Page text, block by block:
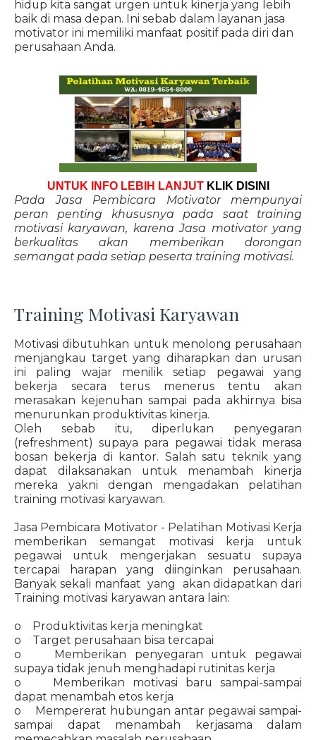
hidup kita sangat urgen untuk kinerja yang lebih
baik di masa depan. Ini sebab dalam layanan jasa
motivator ini memiliki manfaat positif pada diri dan
perusahaan Anda.
UNTUK INFO LEBIH LANJUT KLIK DISINI
Pada Jasa Pembicara Motivator mempunyai
peran penting khususnya pada saat training
motivasi karyawan, karena Jasa motivator yang
berkualitas akan memberikan dorongan
semangat pada setiap peserta training motivasi.
Training Motivasi Karyawan
Motivasi dibutuhkan untuk menolong perusahaan
menjangkau target yang diharapkan dan urusan
ini paling wajar menilik setiap pegawai yang
bekerja secara terus menerus tentu akan
merasakan kejenuhan sampai pada akhirnya bisa
menurunkan produktivitas kinerja.
Oleh sebab itu, diperlukan penyegaran
(refreshment) supaya para pegawai tidak merasa
bosan bekerja di kantor. Salah satu teknik yang
dapat dilaksanakan untuk menambah kinerja
mereka yakni dengan mengadakan pelatihan
training motivasi karyawan.
Jasa Pembicara Motivator - Pelatihan Motivasi Kerja
memberikan semangat motivasi kerja untuk
pegawai untuk mengerjakan sesuatu supaya
tercapai harapan yang diinginkan perusahaan.
Banyak sekali manfaat yang akan didapatkan dari
Training motivasi karyawan antara lain:
o Produktivitas kerja meningkat
o Target perusahaan bisa tercapai
o Memberikan penyegaran untuk pegawai
supaya tidak jenuh menghadapi rutinitas kerja
o Memberikan motivasi baru sampai-sampai
dapat menambah etos kerja
o Mempererat hubungan antar pegawai sampai-
sampai dapat menambah kerjasama dalam